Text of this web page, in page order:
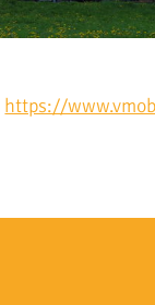
https://